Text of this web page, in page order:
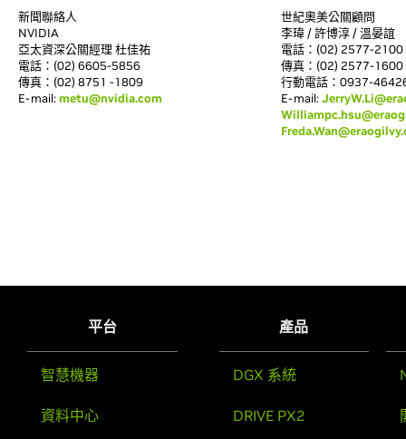
新聞聯絡人
NVIDIA
亞太資深公關經理 杜佳祐
電話：(02) 6605-5856
傳真：(02) 8751 -1809
E-mail:metu@nvidia.com
世紀奧美公關顧問
李瑋 / 許博淳 / 溫晏誼
電話：(02) 2577-
傳真：(02) 2577-1600
行動電話：0937-
E-mail:
平台
智慧機器
資料中心
產品
DGX 系統
DRIVE PX2